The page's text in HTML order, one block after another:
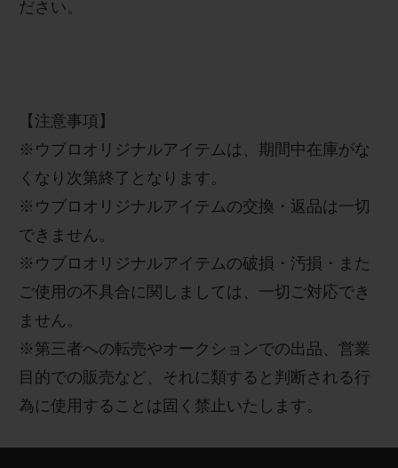
ださ い。
【 注意事項 】
※ ウブロオリジナルアイテムは、期間中在庫がな
くなり次第終了となります。
※ ウブロオリジナルアイテムの交換・返品は一切
できません。
※ ウブロオリジナルアイテムの破損・汚損・また
ご使用の不具合に関しましては、一切ご対応でき
ません。
※ 第三者への転売やオークションでの出品、営業
目的での販売など、それに類すると判断される行
為に使用することは固く禁止いたします。